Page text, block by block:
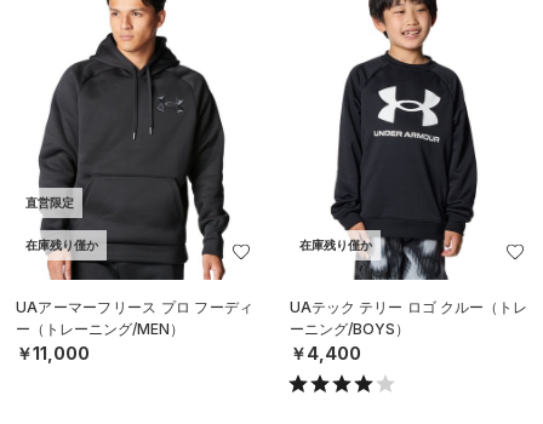
直営限定
在庫残り僅か
UAアーマーフリース プロ フーディ
ー（トレーニング/MEN）
￥11,000
在庫残り僅か
UAテック テリー ロゴ クルー（トレ
ーニング/BOYS）
￥4,400